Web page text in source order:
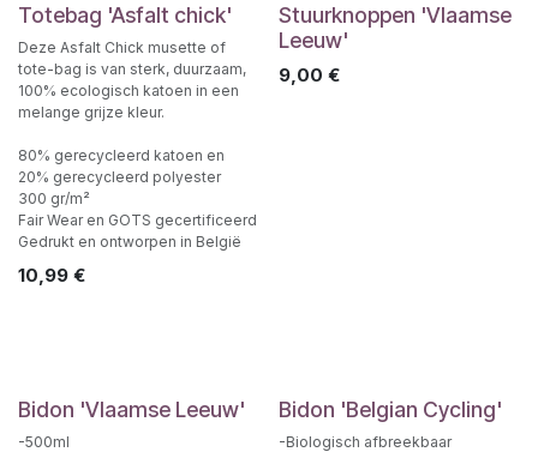
Totebag 'Asfalt chick'
Deze Asfalt Chick musette of
tote-bag is van sterk, duurzaam,
100% ecologisch katoen in een
melange grijze kleur.
80% gerecycleerd katoen en
20% gerecycleerd polyester
300 gr/m²
Fair Wear en GOTS gecertificeerd
Gedrukt en ontworpen in België
10,99 €
Stuurknoppen 'Vlaamse
Leeuw'
9,00 €
Bidon 'Vlaamse Leeuw'
-500ml
Bidon 'Belgian Cycling'
-Biologisch afbreekbaar